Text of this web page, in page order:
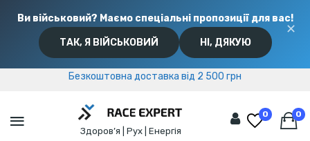
Ви військовий? Маємо спеціальні пропозиції для вас!
ТАК, Я ВІЙСЬКОВИЙ НІ, ДЯКУЮ
✕
Безкоштовна доставка від 2 500 грн
Безкоштовна доставка від 2 500 грн
Здоров’я | Рух | Енергія
0 0